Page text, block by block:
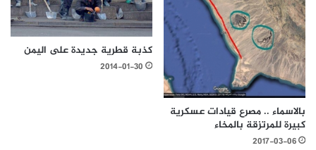
بالاسماء .. مصرع قيادات عسكرية
كبيرة للمرتزقة بالمخاء
2017-03-06
كذبة قطرية جديدة على اليمن
2014-01-30